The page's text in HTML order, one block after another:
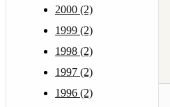
2000 (2)
1999 (2)
1998 (2)
1997 (2)
1996 (2)